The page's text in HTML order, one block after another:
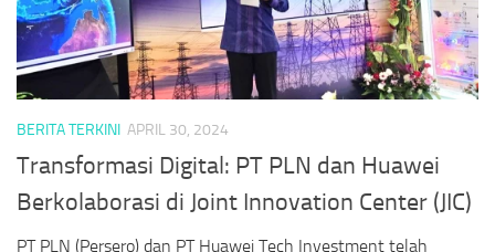
BERITA TERKINI APRIL 30, 2024
Transformasi Digital: PT PLN dan Huawei
Berkolaborasi di Joint Innovation Center (JIC)
PT PLN (Persero) dan PT Huawei Tech Investment telah